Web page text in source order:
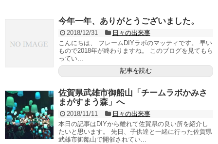
今年一年、ありがとうございました。
2018/12/31
日々の出来事
こんにちは、 フレームDIYラボのマッティです。 早い
もので2018年が終わりますね。 このブログを見てもら
ってい...
記事を読む
佐賀県武雄市御船山「チームラボかみさ
まがすまう森」へ
2018/11/11
日々の出来事
本日の記事はDIYから離れて佐賀県の良い所を紹介し
たいと思います。 先日、子供達と一緒に行った佐賀県
武雄市御船山で開催されてい...